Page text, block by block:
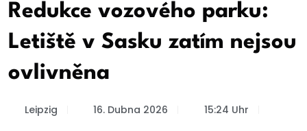
Redukce vozového parku:
Letiště v Sasku zatím nejsou
ovlivněna
Leipzig 16. Dubna 2026 15:24 Uhr